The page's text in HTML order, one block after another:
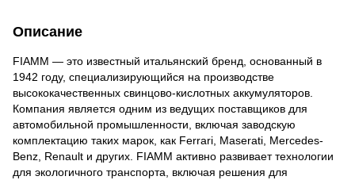
Описание
FIAMM — это известный итальянский бренд, основанный в
1942 году, специализирующийся на производстве
высококачественных свинцово-кислотных аккумуляторов.
Компания является одним из ведущих поставщиков для
автомобильной промышленности, включая заводскую
комплектацию таких марок, как Ferrari, Maserati, Mercedes-
Benz, Renault и других. FIAMM активно развивает технологии
для экологичного транспорта, включая решения для